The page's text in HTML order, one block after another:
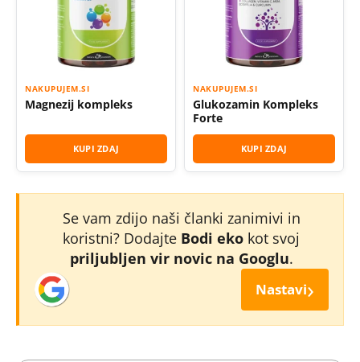
NAKUPUJEM.SI
Magnezij kompleks
KUPI ZDAJ
NAKUPUJEM.SI
Glukozamin Kompleks
Forte
KUPI ZDAJ
Se vam zdijo naši članki zanimivi in
koristni? Dodajte Bodi eko kot svoj
priljubljen vir novic na Googlu.
Nastavi›